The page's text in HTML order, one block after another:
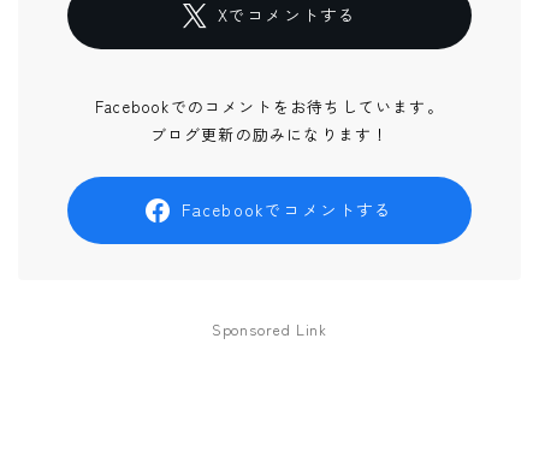
Xでコメントする
Facebookでのコメントをお待ちしています。
ブログ更新の励みになります！
Facebookでコメントする
Sponsored Link